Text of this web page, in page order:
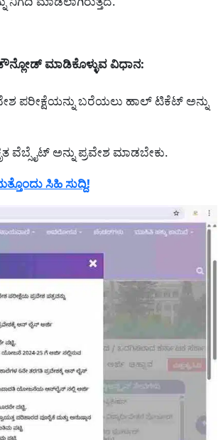
ಡೌನ್ಲೋಡ್ ಮಾಡಿಕೊಳ್ಳುವ ವಿಧಾನ:
ಪರೀಕ್ಷೆಯನ್ನು ಬರೆಯಲು ಹಾಲ್ ಟಿಕೆಟ್ ಅನ್ನು
ವೆಬ್ಸೈಟ್ ಅನ್ನು ಪ್ರವೇಶ ಮಾಡಬೇಕು.
ಸಿಹಿ ಸುದ್ದಿ!